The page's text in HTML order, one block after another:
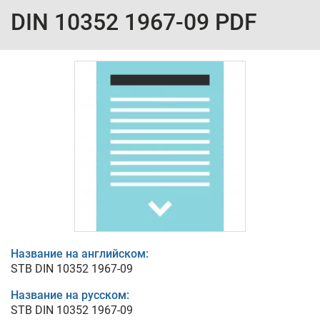
DIN 10352 1967-09 PDF
Название на английском:
STB DIN 10352 1967-09
Название на русском:
STB DIN 10352 1967-09